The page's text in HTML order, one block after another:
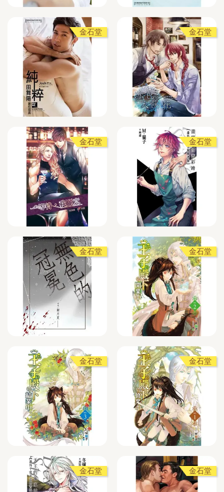
金石堂 金石堂
金石堂 金石堂
金石堂 金石堂
金石堂 金石堂
金石堂 金石堂